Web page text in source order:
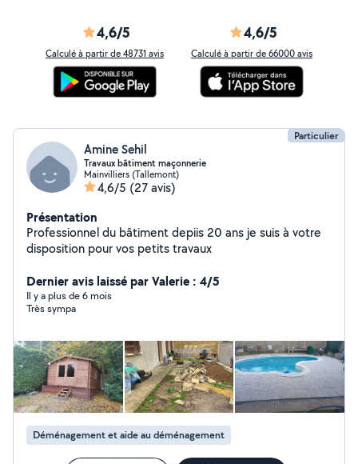
4,6/5
Calculé à partir de 48731 avis
4,6/5
Calculé à partir de 66000 avis
Particulier
Amine Sehil
Travaux bâtiment maçonnerie
Mainvilliers (Tallemont)
4,6/5 (27 avis)
Présentation
Professionnel du bâtiment depiis 20 ans je suis à votre
disposition pour vos petits travaux
Dernier avis laissé par Valerie : 4/5
Il y a plus de 6 mois
Très sympa
Déménagement et aide au déménagement